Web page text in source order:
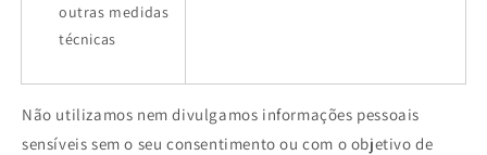
outras medidas
técnicas
Não utilizamos nem divulgamos informações pessoais
sensíveis sem o seu consentimento ou com o objetivo de